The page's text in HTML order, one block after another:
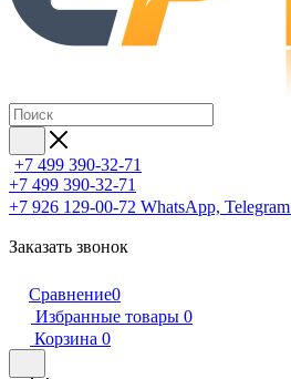
+7 499 390-32-71
+7 499 390-32-71
+7 926 129-00-72 WhatsApp, Telegram
Заказать звонок
Сравнение0
Избранные товары 0
Корзина 0